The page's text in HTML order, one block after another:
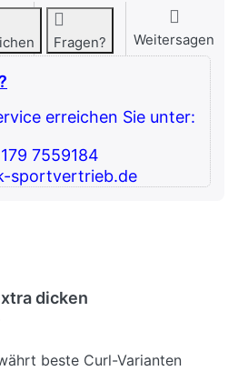
Fragen? Weitersagen
erreichen Sie unter:
7559184
sportvertrieb.de
dicken
beste Curl-Varianten